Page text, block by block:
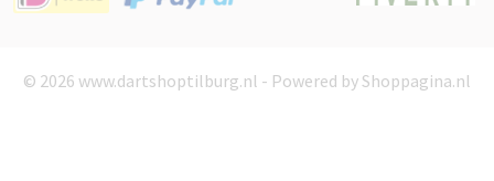
© 2026 www.dartshoptilburg.nl - Powered by Shoppagina.nl